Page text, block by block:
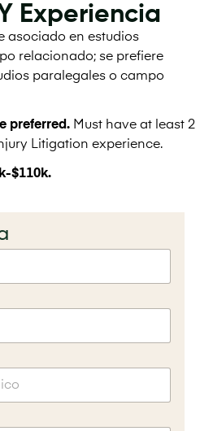
Experiencia
asociado en estudios
relacionado; se prefiere
paralegales o campo
preferred.Must have at least 2
Litigation experience.
$110k.